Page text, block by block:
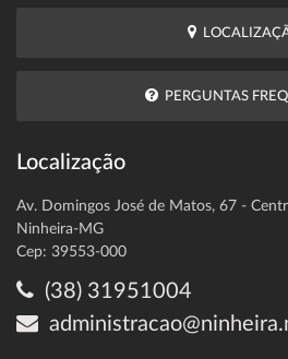
PERGUNTAS
Localização
Av. Domingos José de Matos, 67 -
Ninheira-MG
Cep: 39553-000
(38) 31951004